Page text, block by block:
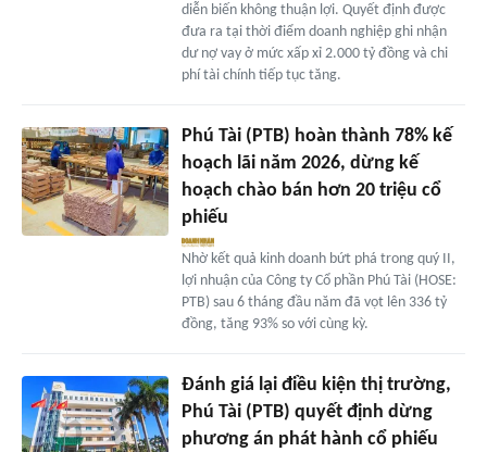
diễn biến không thuận lợi. Quyết định được
đưa ra tại thời điểm doanh nghiệp ghi nhận
dư nợ vay ở mức xấp xỉ 2.000 tỷ đồng và chi
phí tài chính tiếp tục tăng.
Phú Tài (PTB) hoàn thành 78% kế
hoạch lãi năm 2026, dừng kế
hoạch chào bán hơn 20 triệu cổ
phiếu
Nhờ kết quả kinh doanh bứt phá trong quý II,
lợi nhuận của Công ty Cổ phần Phú Tài (HOSE:
PTB) sau 6 tháng đầu năm đã vọt lên 336 tỷ
đồng, tăng 93% so với cùng kỳ.
Đánh giá lại điều kiện thị trường,
Phú Tài (PTB) quyết định dừng
phương án phát hành cổ phiếu